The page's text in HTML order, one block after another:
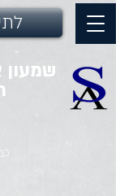
שמעון